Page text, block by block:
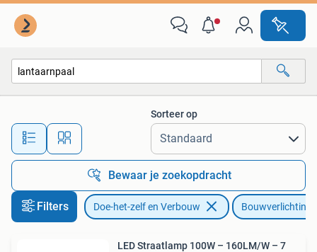
Alle afstanden…
Sorteer op
Bewaar je zoekopdracht
Filters Doe-het-zelf en Verbouw Bouwverlichting
LED Straatlamp 100W – 160LM/W – 7